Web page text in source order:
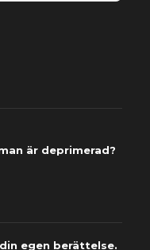
är deprimerad?
egen berättelse.